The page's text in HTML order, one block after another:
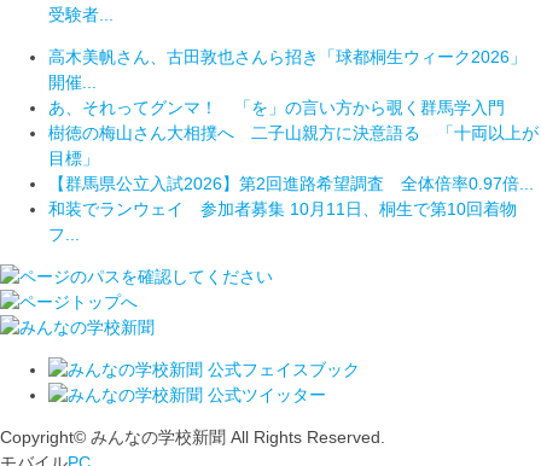
受験者...
高木美帆さん、古田敦也さんら招き「球都桐生ウィーク2026」
開催...
あ、それってグンマ！ 「を」の言い方から覗く群馬学入門
樹徳の梅山さん大相撲へ 二子山親方に決意語る 「十両以上が
目標」
【群馬県公立入試2026】第2回進路希望調査 全体倍率0.97倍...
和装でランウェイ 参加者募集 10月11日、桐生で第10回着物
フ...
Copyright© みんなの学校新聞 All Rights Reserved.